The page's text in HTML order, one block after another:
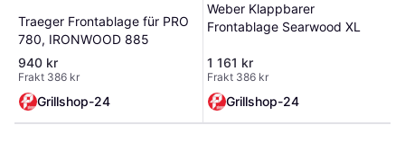
Traeger Frontablage für PRO
780, IRONWOOD 885
940 kr
Frakt 386 kr
Grillshop-24
Weber Klappbarer
Frontablage Searwood XL
1 161 kr
Frakt 386 kr
Grillshop-24